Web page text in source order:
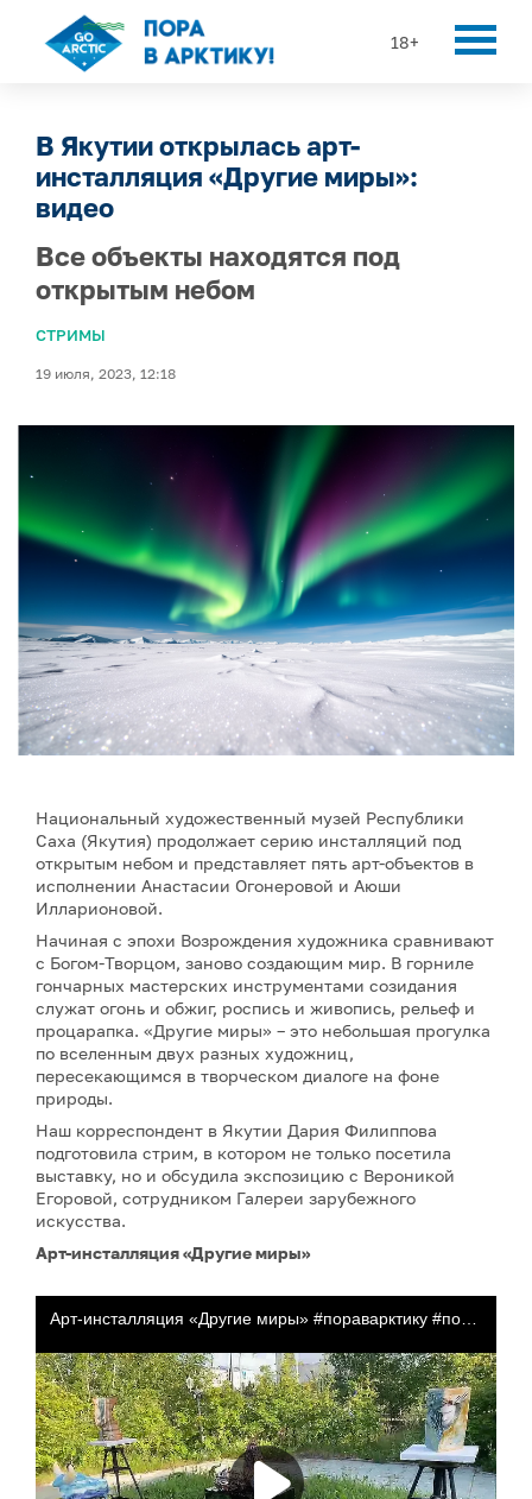
18+
В Якутии открылась арт-
инсталляция «Другие миры»:
видео
Все объекты находятся под
открытым небом
СТРИМЫ
19 июля, 2023, 12:18
Национальный художественный музей Республики
Саха (Якутия) продолжает серию инсталляций под
открытым небом и представляет пять арт-объектов в
исполнении Анастасии Огонеровой и Аюши
Илларионовой.
Начиная с эпохи Возрождения художника сравнивают
с Богом-Творцом, заново создающим мир. В горниле
гончарных мастерских инструментами созидания
служат огонь и обжиг, роспись и живопись, рельеф и
процарапка. «Другие миры» – это небольшая прогулка
по вселенным двух разных художниц,
пересекающимся в творческом диалоге на фоне
природы.
Наш корреспондент в Якутии Дария Филиппова
подготовила стрим, в котором не только посетила
выставку, но и обсудила экспозицию с Вероникой
Егоровой, сотрудником Галереи зарубежного
искусства.
Арт-инсталляция «Другие миры»